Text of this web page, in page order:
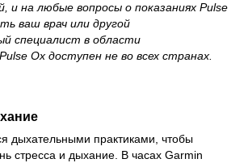
и на любые вопросы о показаниях Pulse
ваш врач или другой
специалист в области
Ox доступен не во всех странах.
дыхательными практиками, чтобы
стресса и дыхание. В часах Garmin